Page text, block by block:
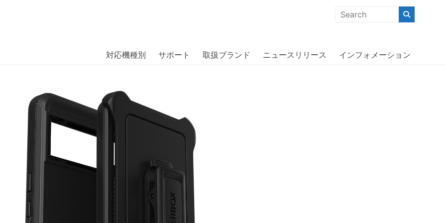
には、日本では珍しい「海外ブランド」をはじめ「ユニークな商品」「機能的な商品」「コストパフォーマンスの高い商
対応機種別 サポート 取扱ブランド ニュースリリース インフォメーション